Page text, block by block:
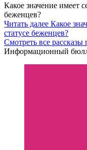
Какое значение имеет
беженцев?
Читать далее Какое
статусе беженцев?
Смотреть все рассказы
Информационный